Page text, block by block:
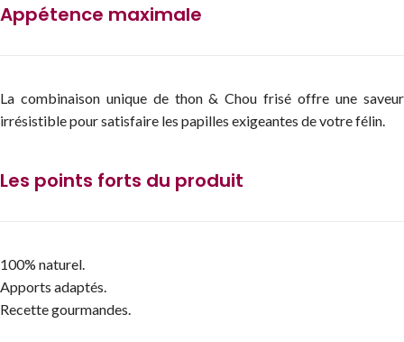
Appétence maximale
La combinaison unique de thon & Chou frisé offre une saveur
irrésistible pour satisfaire les papilles exigeantes de votre félin.
Les points forts du produit
100% naturel.
Apports adaptés.
Recette gourmandes.